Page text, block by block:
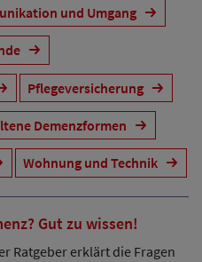
und Umgang
Pflegeversicherung
Demenzformen
Wohnung und Technik
Gut zu wissen!
Ratgeber erklärt die Fragen